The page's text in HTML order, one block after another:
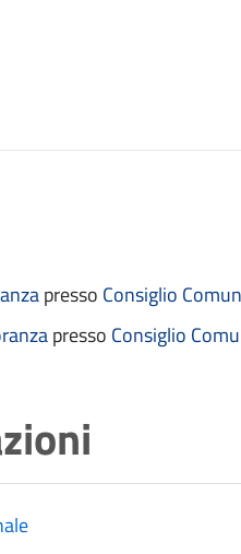
presso Consiglio
presso Consiglio